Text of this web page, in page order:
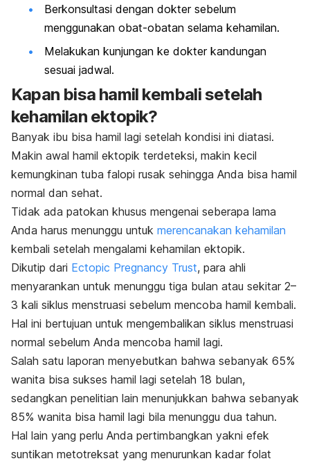
Berkonsultasi dengan dokter sebelum
menggunakan obat-obatan selama kehamilan.
Melakukan kunjungan ke dokter kandungan
sesuai jadwal.
Kapan bisa hamil kembali setelah
kehamilan ektopik?
Banyak ibu bisa hamil lagi setelah kondisi ini diatasi.
Makin awal hamil ektopik terdeteksi, makin kecil
kemungkinan tuba falopi rusak sehingga Anda bisa hamil
normal dan sehat.
Tidak ada patokan khusus mengenai seberapa lama
Anda harus menunggu untuk merencanakan kehamilan
kembali setelah mengalami kehamilan ektopik.
Dikutip dari Ectopic Pregnancy Trust, para ahli
menyarankan untuk menunggu tiga bulan atau sekitar 2–
3 kali siklus menstruasi sebelum mencoba hamil kembali.
Hal ini bertujuan untuk mengembalikan siklus menstruasi
normal sebelum Anda mencoba hamil lagi.
Salah satu laporan menyebutkan bahwa sebanyak 65%
wanita bisa sukses hamil lagi setelah 18 bulan,
sedangkan penelitian lain menunjukkan bahwa sebanyak
85% wanita bisa hamil lagi bila menunggu dua tahun.
Hal lain yang perlu Anda pertimbangkan yakni efek
suntikan metotreksat yang menurunkan kadar folat